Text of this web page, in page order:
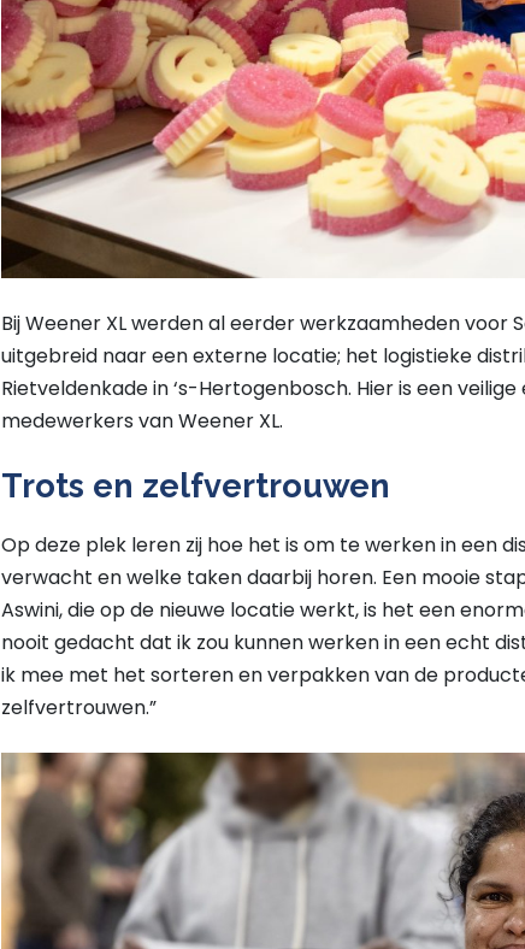
Bij Weener XL werden al eerder werkzaamheden voor
uitgebreid naar een externe locatie; het logistieke
Rietveldenkade in ‘s-Hertogenbosch. Hier is een
medewerkers van Weener XL.
Trots en zelfvertrouwen
Op deze plek leren zij hoe het is om te werken in een
verwacht en welke taken daarbij horen. Een mooie
Aswini, die op de nieuwe locatie werkt, is het een
nooit gedacht dat ik zou kunnen werken in een echt
ik mee met het sorteren en verpakken van de
zelfvertrouwen.”